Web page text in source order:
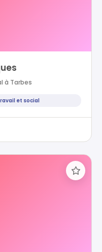
à Tarbes
et social